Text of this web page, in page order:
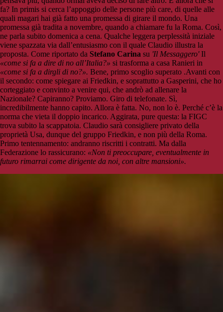
fa? In primis si cerca l’appoggio delle persone più care, di quelle alle
quali magari hai già fatto una promessa di girare il mondo. Una
promessa già tradita a novembre, quando a chiamare fu la Roma. Così,
ne parla subito domenica a cena. Qualche leggera perplessità iniziale
viene spazzata via dall’entusiasmo con il quale Claudio illustra la
proposta. Come riportato da Stefano Carina su 'Il Messaggero'Il
«come si fa a dire di no all’Italia?» si trasforma a casa Ranieri in
«come si fa a dirgli di no?». Bene, primo scoglio superato .Avanti con
il secondo: come spiegare ai Friedkin, e soprattutto a Gasperini, che ho
corteggiato e convinto a venire qui, che andrò ad allenare la
Nazionale? Capiranno? Proviamo. Giro di telefonate. Sì,
incredibilmente hanno capito. Allora è fatta. No, non lo è. Perché c’è la
norma che vieta il doppio incarico. Aggirata, pure questa: la FIGC
trova subito la scappatoia. Claudio sarà consigliere privato della
proprietà Usa, dunque del gruppo Friedkin, e non più della Roma.
Primo tentennamento: andranno riscritti i contratti. Ma dalla
Federazione lo rassicurano: «Non ti preoccupare, eventualmente in
futuro rimarrai come dirigente da noi, con altre mansioni».